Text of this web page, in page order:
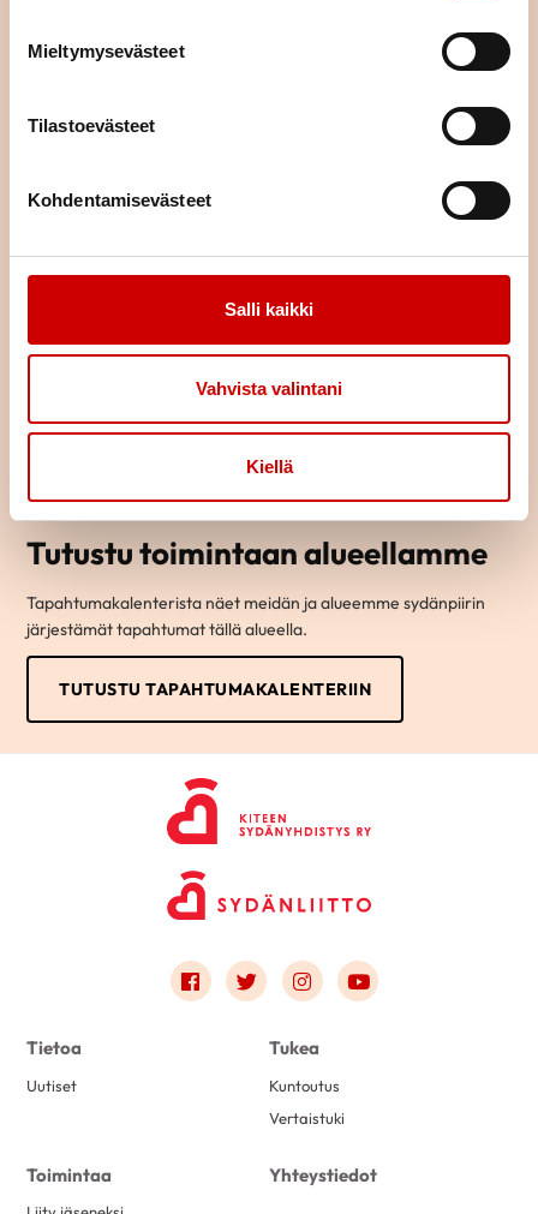
Mieltymysevästeet
Tilastoevästeet
Kohdentamisevästeet
Salli kaikki
Vahvista valintani
Kiellä
vuodessa ilmestyvän laadukkaan Sydän-lehden, joka tarjoaa
ajankohtaista tietoa sydänterveydestä.
LIITY JÄSENEKSI
Tutustu toimintaan alueellamme
Tapahtumakalenterista näet meidän ja alueemme sydänpiirin
järjestämät tapahtumat tällä alueella.
TUTUSTU TAPAHTUMAKALENTERIIN
Link to facebook
Link to twitter
Link to instagram
Link to youtube
Tietoa
Uutiset
Tukea
Kuntoutus
Vertaistuki
Toimintaa Yhteystiedot